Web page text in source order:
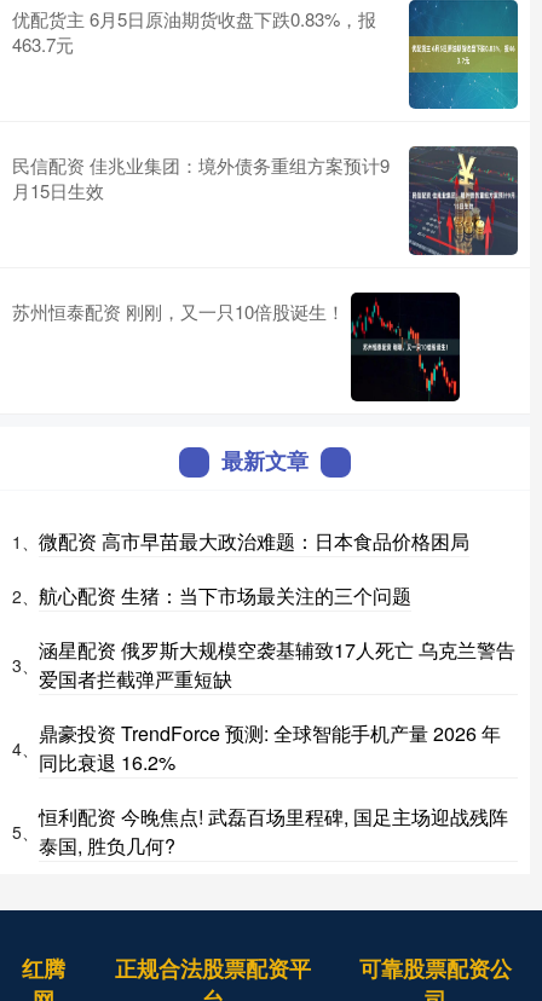
优配货主 6月5日原油期货收盘下跌0.83%，报
463.7元
民信配资 佳兆业集团：境外债务重组方案预计9
月15日生效
苏州恒泰配资 刚刚，又一只10倍股诞生！
最新文章
1、 微配资 高市早苗最大政治难题：日本食品价格困局
2、 航心配资 生猪：当下市场最关注的三个问题
3、
涵星配资 俄罗斯大规模空袭基辅致17人死亡 乌克兰警告
爱国者拦截弹严重短缺
4、
鼎豪投资 TrendForce 预测: 全球智能手机产量 2026 年
同比衰退 16.2%
5、
恒利配资 今晚焦点! 武磊百场里程碑, 国足主场迎战残阵
泰国, 胜负几何?
红腾
正规合法股票配资平
可靠股票配资公